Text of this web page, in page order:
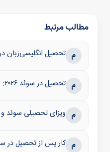
مطالب مرتبط
م تحصیل انگلیسی‌زبان
م تحصیل در سوئد ۲۰۲۶: رایگان برای اتحادیه اروپا؟
م ویزای تحصیلی سوئد و Migrationsverket
م کار پس از تحصیل در